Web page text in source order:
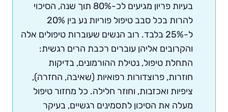
בעיות פריון מגיעים לכ-80% תוך שנה, הסיכוי
להרות בכל סבב טיפול פוריות נע בין 20%
ל-25% בלבד. רוב הנשים שעוברות טיפולים אלה
והקרובים אליהן עוברים רכבת הרים רגשית:
התחלת טיפול, נטילת ההורמונים, בדיקות
חוזרות, פרוצדורות רפואיות (שאיבה, החזרה),
ציפיות ואכזבות, וחוזר חלילה. כל מחזור טיפול
מעלה את הסיכון לתסמינים רגשיים, בעיקר